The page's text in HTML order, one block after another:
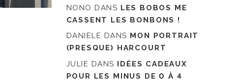
NONO DANS LES BOBOS ME
CASSENT LES BONBONS !
DANIELE DANS MON PORTRAIT
(PRESQUE) HARCOURT
JULIE DANS IDÉES CADEAUX
POUR LES MINUS DE 0 À 4